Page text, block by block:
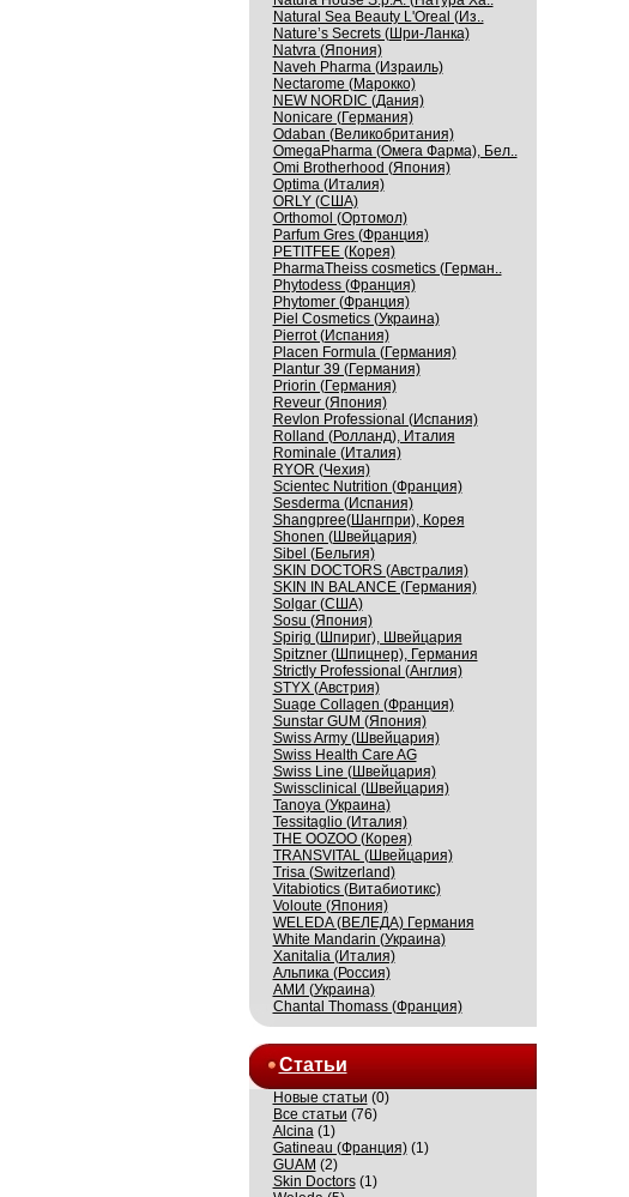
Natural Sea Beauty L'Oreal (Из..
Nature’s Secrets (Шри-Ланка)
Natvra (Япония)
Naveh Pharma (Израиль)
Nectarome (Марокко)
NEW NORDIC (Дания)
Nonicare (Германия)
Odaban (Великобритания)
OmegaPharma (Омега Фарма), Бел..
Omi Brotherhood (Япония)
Optima (Италия)
ORLY (США)
Orthomol (Ортомол)
Parfum Gres (Франция)
PETITFEE (Корея)
PharmaTheiss cosmetics (Герман..
Phytodess (Франция)
Phytomer (Франция)
Piel Cosmetics (Украина)
Pierrot (Испания)
Placen Formula (Германия)
Plantur 39 (Германия)
Priorin (Германия)
Reveur (Япония)
Revlon Professional (Испания)
Rolland (Ролланд), Италия
Rominale (Италия)
RYOR (Чехия)
Scientec Nutrition (Франция)
Sesderma (Испания)
Shangpree(Шангпри), Корея
Shonen (Швейцария)
Sibel (Бельгия)
SKIN DOCTORS (Австралия)
SKIN IN BALANCE (Германия)
Solgar (США)
Sosu (Япония)
Spirig (Шпириг), Швейцария
Spitzner (Шпицнер), Германия
Strictly Professional (Англия)
STYX (Австрия)
Suage Collagen (Франция)
Sunstar GUM (Япония)
Swiss Army (Швейцария)
Swiss Health Care AG
Swiss Line (Швейцария)
Swissсlinical (Швейцария)
Tanoya (Украина)
Tessitaglio (Италия)
THE OOZOO (Корея)
TRANSVITAL (Швейцария)
Trisa (Switzerland)
Vitabiotics (Витабиотикс)
Voloute (Япония)
WELEDA (ВЕЛЕДА) Германия
White Mandarin (Украина)
Xanitalia (Италия)
Альпика (Россия)
АМИ (Украина)
Сhantal Thomass (Франция)
Статьи
Новые статьи (0)
Все статьи (76)
Alcina(1)
Gatineau (Франция)(1)
GUAM (2)
Skin Doctors(1)